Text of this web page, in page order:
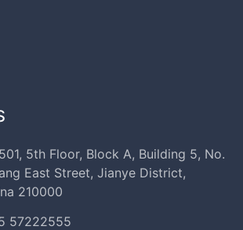
5th Floor, Block A, Building 5, No.
East Street, Jianye District,
210000
57222555